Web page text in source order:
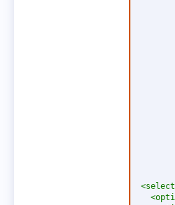
<select
<